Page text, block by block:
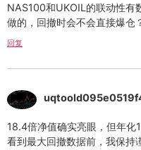
NAS100和UKOIL的联动性有
做的，回撤时会不会直接爆仓
回复
18.4倍净值确实亮眼，但年
看到最大回撤数据前，我保持